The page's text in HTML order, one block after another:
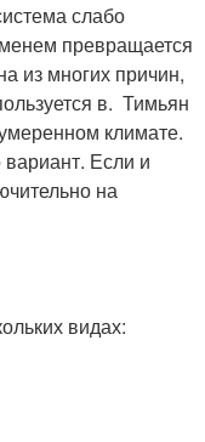
слабо
превращается
из многих причин,
в. Тимьян
климате.
Если и
на
видах: